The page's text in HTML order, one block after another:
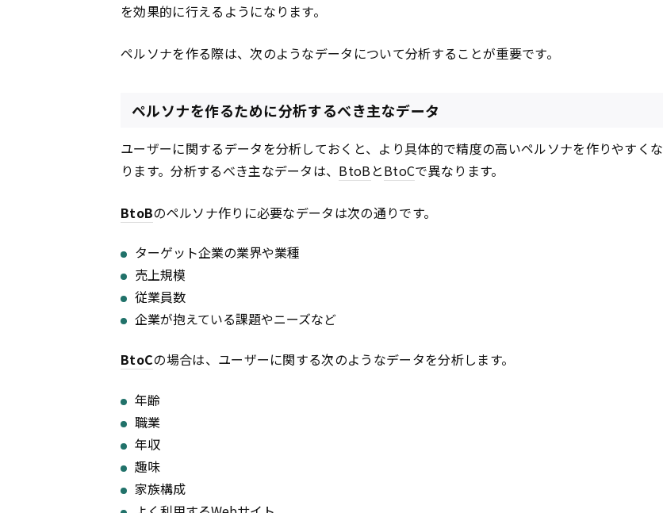
を効果的に行えるようになります。
ペルソナを作る際は、次のようなデータについて分析することが重要です。
ペルソナを作るために分析するべき主なデータ
ユーザーに関するデータを分析しておくと、より具体的で精度の高いペルソナを作りやすくな
ります。分析するべき主なデータは、 BtoBとBtoCで異なります。
BtoBのペルソナ作りに必要なデータは次の通りです。
ターゲット企業の業界や業種
売上規模
従業員数
企業が抱えている課題やニーズなど
BtoCの場合は、ユーザーに関する次のようなデータを分析します。
年齢
職業
年収
趣味
家族構成